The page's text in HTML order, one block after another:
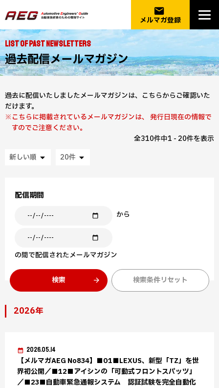
email
メルマガ登録
List of Past Newsletters
過去配信メールマガジン
過去に配信いたしましたメールマガジンは、こちらからご確認いた
だけます。
こちらに掲載されているメールマガジンは、 発行日現在の情報で
すのでご注意ください。
全310件中1 - 20件を表示
arrow_drop_down arrow_drop_down
配信期間
から
の間で配信されたメールマガジン
2026年
2026.05.14
【メルマガAEG No834】■01■LEXUS、新型「TZ」を世
界初公開／■12■アイシンの「可動式フロントスパッツ」
／■23■自動車緊急通報システム 認証試験を完全自動化